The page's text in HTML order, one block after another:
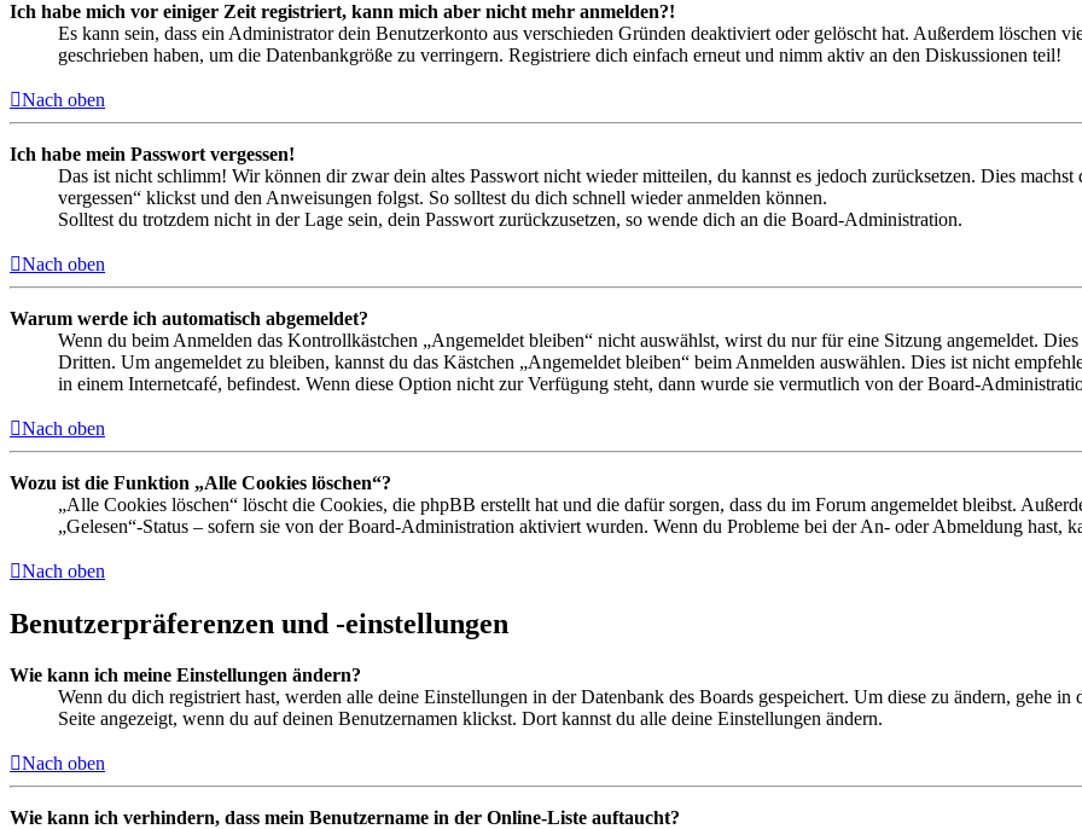
Ich habe mich vor einiger Zeit registriert, kann mich aber nicht mehr anmelden?!
Es kann sein, dass ein Administrator dein Benutzerkonto aus verschieden Gründen deaktiviert oder gelöscht hat. Außerdem löschen
geschrieben haben, um die Datenbankgröße zu verringern. Registriere dich einfach erneut und nimm aktiv an den Diskussionen teil!
Nach oben
Ich habe mein Passwort vergessen!
Das ist nicht schlimm! Wir können dir zwar dein altes Passwort nicht wieder mitteilen, du kannst es jedoch zurücksetzen. Dies
vergessen“ klickst und den Anweisungen folgst. So solltest du dich schnell wieder anmelden können.
Solltest du trotzdem nicht in der Lage sein, dein Passwort zurückzusetzen, so wende dich an die Board-Administration.
Nach oben
Warum werde ich automatisch abgemeldet?
Wenn du beim Anmelden das Kontrollkästchen „Angemeldet bleiben“ nicht auswählst, wirst du nur für eine Sitzung angemeldet.
Dritten. Um angemeldet zu bleiben, kannst du das Kästchen „Angemeldet bleiben“ beim Anmelden auswählen. Dies ist nicht
in einem Internetcafé, befindest. Wenn diese Option nicht zur Verfügung steht, dann wurde sie vermutlich von der Board-
Nach oben
Wozu ist die Funktion „Alle Cookies löschen“?
„Alle Cookies löschen“ löscht die Cookies, die phpBB erstellt hat und die dafür sorgen, dass du im Forum angemeldet bleibst.
„Gelesen“-Status – sofern sie von der Board-Administration aktiviert wurden. Wenn du Probleme bei der An- oder Abmeldung hast,
Nach oben
Benutzerpräferenzen und -einstellungen
Wie kann ich meine Einstellungen ändern?
Wenn du dich registriert hast, werden alle deine Einstellungen in der Datenbank des Boards gespeichert. Um diese zu ändern, gehe
Seite angezeigt, wenn du auf deinen Benutzernamen klickst. Dort kannst du alle deine Einstellungen ändern.
Nach oben
Wie kann ich verhindern, dass mein Benutzername in der Online-Liste auftaucht?